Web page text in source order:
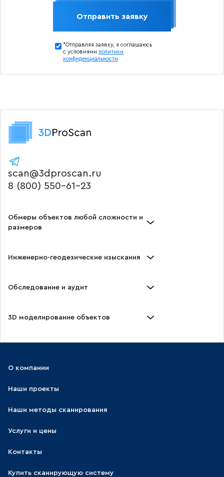
Отправить заявку
*Отправляя заявку, я соглашаюсь
с условиями политики
конфиденциальности
scan@3dproscan.ru
8 (800) 550-61-23
Обмеры объектов любой сложности и
размеров
Инженерно-геодезические изыскания
Обследование и аудит
3D моделирование объектов
О компании
Наши проекты
Наши методы сканирования
Услуги и цены
Контакты
Купить сканирующую систему